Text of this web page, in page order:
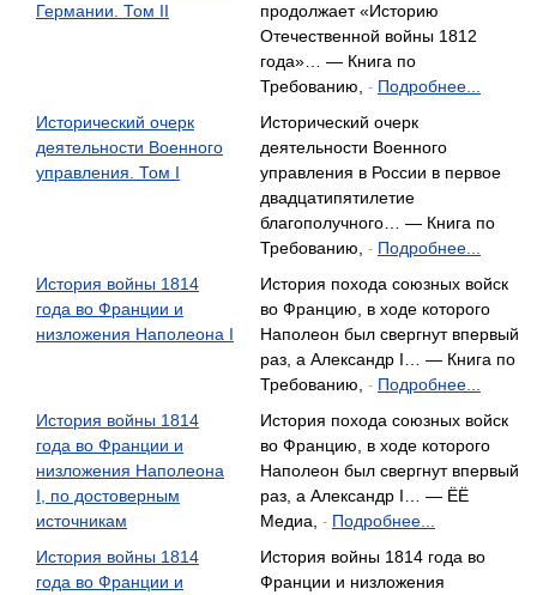
Германии. Том II
продолжает «Историю
Отечественной войны 1812
года»… — Книга по
Требованию,
- Подробнее...
Исторический очерк
деятельности Военного
управления. Том I
Исторический очерк
деятельности Военного
управления в России в первое
двадцатипятилетие
благополучного… — Книга по
Требованию,
- Подробнее...
История войны 1814
года во Франции и
низложения Наполеона I
История похода союзных войск
во Францию, в ходе которого
Наполеон был свергнут впервый
раз, а Александр I… — Книга по
Требованию,
- Подробнее...
История войны 1814
года во Франции и
низложения Наполеона
I, по достоверным
источникам
История похода союзных войск
во Францию, в ходе которого
Наполеон был свергнут впервый
раз, а Александр I… — ЁЁ
Медиа,
- Подробнее...
История войны 1814
года во Франции и
История войны 1814 года во
Франции и низложения